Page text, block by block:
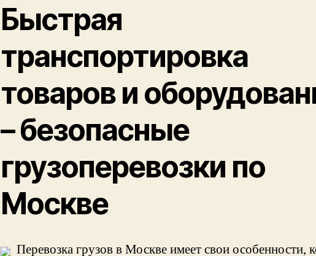
Быстрая
транспортировка
товаров и
– безопасные
грузоперевозки по
Москве
Перевозка грузов в Москве имеет свои особенности,